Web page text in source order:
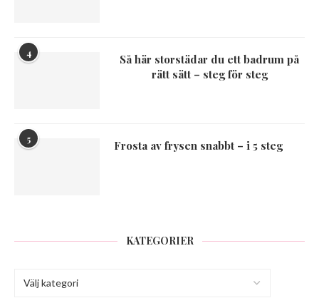
4
Så här storstädar du ett badrum på
rätt sätt – steg för steg
5 Frosta av frysen snabbt – i 5 steg
KATEGORIER